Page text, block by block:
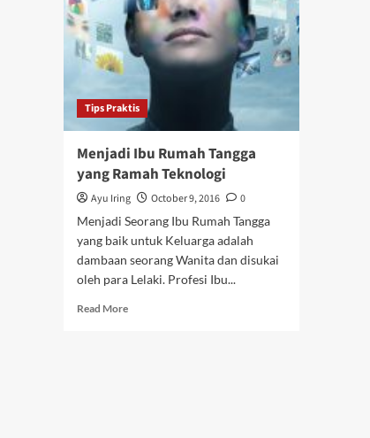
Tips Praktis
Menjadi Ibu Rumah Tangga
yang Ramah Teknologi
Ayu Iring October 9, 2016
0
Menjadi Seorang Ibu Rumah Tangga
yang baik untuk Keluarga adalah
dambaan seorang Wanita dan disukai
oleh para Lelaki. Profesi Ibu...
Read MoreRead